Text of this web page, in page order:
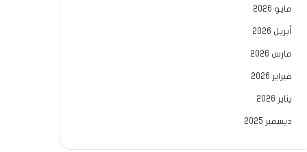
مايو 2026
أبريل 2026
مارس 2026
فبراير 2026
يناير 2026
ديسمبر 2025